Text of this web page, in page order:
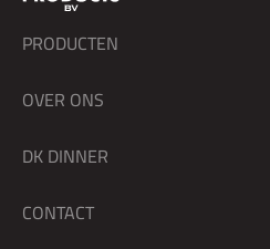
PRODUCTEN
OVER ONS
DK DINNER
CONTACT